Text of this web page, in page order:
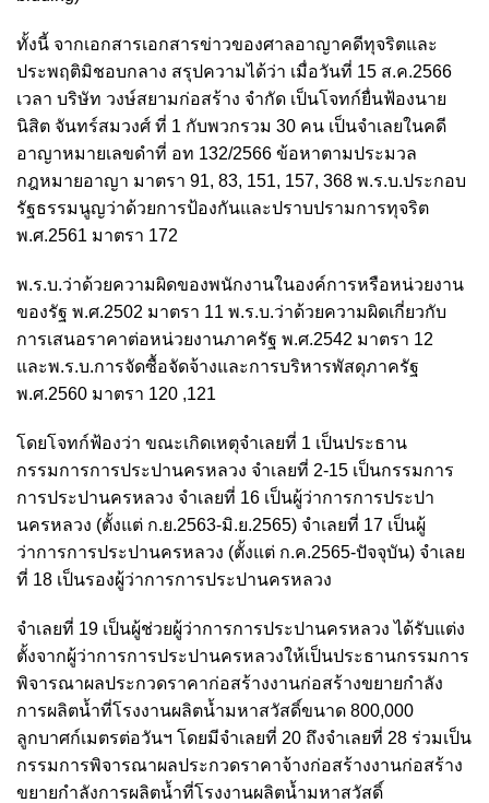
ทั้งนี้ จากเอกสารเอกสารข่าวของศาลอาญาคดีทุจริตและ
ประพฤติมิชอบกลาง สรุปความได้ว่า เมื่อวันที่ 15 ส.ค.2566
เวลา บริษัท วงษ์สยามก่อสร้าง จำกัด เป็นโจทก์ยื่นฟ้องนาย
นิสิต จันทร์สมวงศ์ ที่ 1 กับพวกรวม 30 คน เป็นจำเลยในคดี
อาญาหมายเลขดำที่ อท 132/2566 ข้อหาตามประมวล
กฎหมายอาญา มาตรา 91, 83, 151, 157, 368 พ.ร.บ.ประกอบ
รัฐธรรมนูญว่าด้วยการป้องกันและปราบปรามการทุจริต
พ.ศ.2561 มาตรา 172
พ.ร.บ.ว่าด้วยความผิดของพนักงานในองค์การหรือหน่วยงาน
ของรัฐ พ.ศ.2502 มาตรา 11 พ.ร.บ.ว่าด้วยความผิดเกี่ยวกับ
การเสนอราคาต่อหน่วยงานภาครัฐ พ.ศ.2542 มาตรา 12
และพ.ร.บ.การจัดซื้อจัดจ้างและการบริหารพัสดุภาครัฐ
พ.ศ.2560 มาตรา 120 ,121
โดยโจทก์ฟ้องว่า ขณะเกิดเหตุจำเลยที่ 1 เป็นประธาน
กรรมการการประปานครหลวง จำเลยที่ 2-15 เป็นกรรมการ
การประปานครหลวง จำเลยที่ 16 เป็นผู้ว่าการการประปา
นครหลวง (ตั้งแต่ ก.ย.2563-มิ.ย.2565) จำเลยที่ 17 เป็นผู้
ว่าการการประปานครหลวง (ตั้งแต่ ก.ค.2565-ปัจจุบัน) จำเลย
ที่ 18 เป็นรองผู้ว่าการการประปานครหลวง
จำเลยที่ 19 เป็นผู้ช่วยผู้ว่าการการประปานครหลวง ได้รับแต่ง
ตั้งจากผู้ว่าการการประปานครหลวงให้เป็นประธานกรรมการ
พิจารณาผลประกวดราคาก่อสร้างงานก่อสร้างขยายกำลัง
การผลิตน้ำที่โรงงานผลิตน้ำมหาสวัสดิ์ขนาด 800,000
ลูกบาศก์เมตรต่อวันฯ โดยมีจำเลยที่ 20 ถึงจำเลยที่ 28 ร่วมเป็น
กรรมการพิจารณาผลประกวดราคาจ้างก่อสร้างงานก่อสร้าง
ขยายกำลังการผลิตน้ำที่โรงงานผลิตน้ำมหาสวัสดิ์